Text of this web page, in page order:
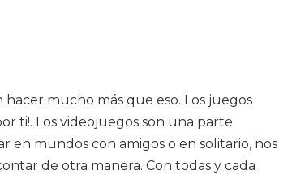
mucho más que eso. Los juegos
ti!. Los videojuegos son una parte
en mundos con amigos o en solitario, nos
de otra manera. Con todas y cada